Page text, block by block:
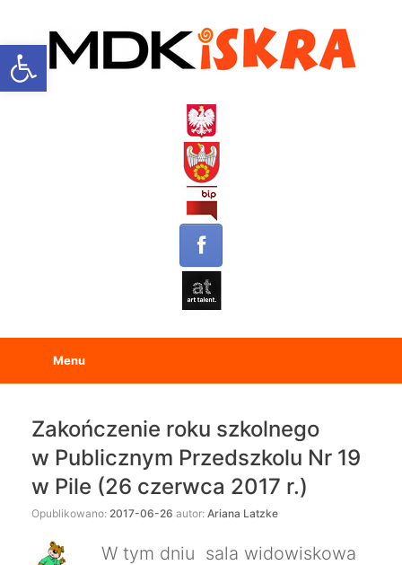
Open toolbar
Menu
Zakończenie roku szkolnego
w Publicznym Przedszkolu Nr 19
w Pile (26 czerwca 2017 r.)
Opublikowano: 2017-06-26 autor: Ariana Latzke
W tym dniu sala widowiskowa